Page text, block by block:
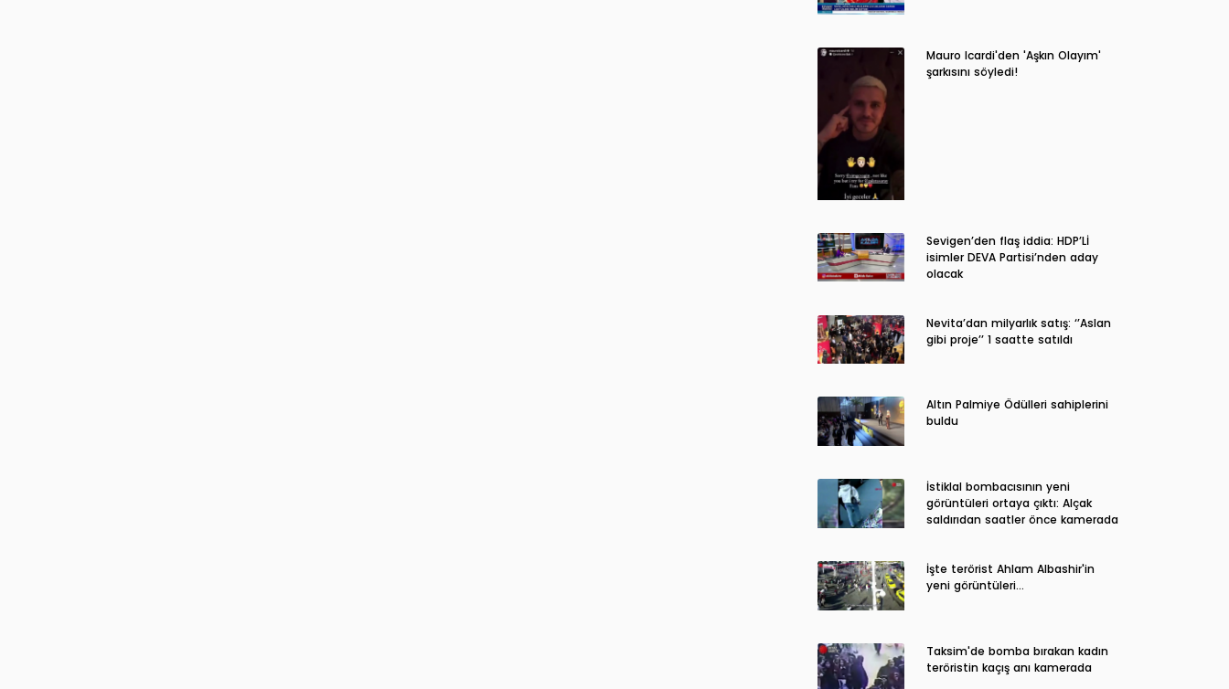
Mauro Icardi'den 'Aşkın Olayım'
şarkısını söyledi!
Sevigen’den flaş iddia: HDP’Lİ
isimler DEVA Partisi’nden aday
olacak
Nevita’dan milyarlık satış: ‘’Aslan
gibi proje’’ 1 saatte satıldı
Altın Palmiye Ödülleri sahiplerini
buldu
İstiklal bombacısının yeni
görüntüleri ortaya çıktı: Alçak
saldırıdan saatler önce kamerada
İşte terörist Ahlam Albashir'in
yeni görüntüleri…
Taksim'de bomba bırakan kadın
teröristin kaçış anı kamerada